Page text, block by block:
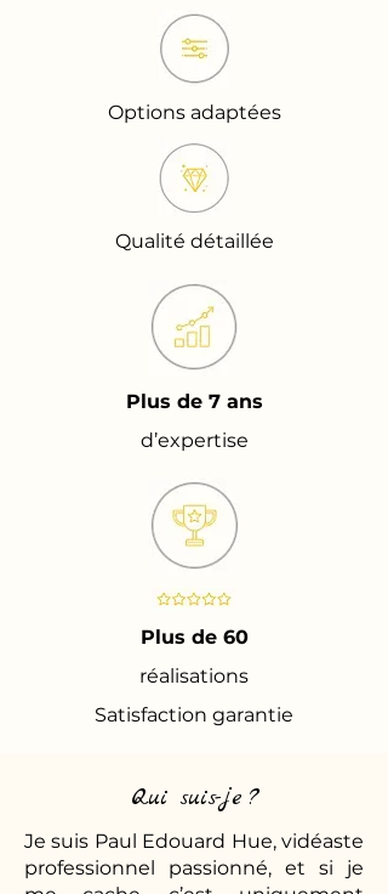
Options adaptées
Qualité détaillée
Plus de 7 ans
d’expertise
Plus de 60
réalisations
Satisfaction garantie
Qui suis-je ?
Je suis Paul Edouard Hue, vidéaste
professionnel passionné, et si je